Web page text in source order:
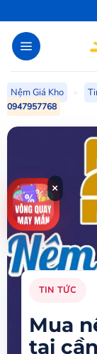
qua
nội
dung
Nệm Giá Kho »
0947957768
TIN TỨC
Mua
tại
×